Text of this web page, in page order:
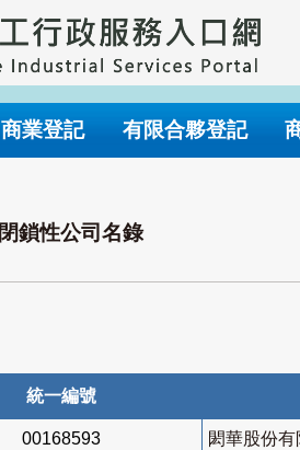
商業登記 有限合夥登記
閉鎖性公司名錄
統一編號
00168593 閎華股份有